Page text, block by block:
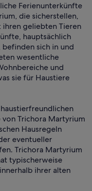
Ferienunterkünfte
die sicherstellen,
ihren geliebten Tieren
hauptsächlich
befinden sich in und
wesentliche
und
sie für Haustiere
Trichora Martyrium
Hausregeln
eventueller
Trichora Martyrium
typischerweise
ihrer alten